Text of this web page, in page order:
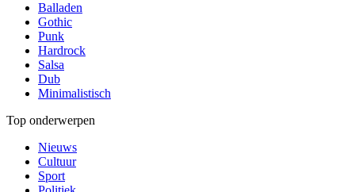
Balladen
Gothic
Punk
Hardrock
Salsa
Dub
Minimalistisch
Top onderwerpen
Nieuws
Cultuur
Sport